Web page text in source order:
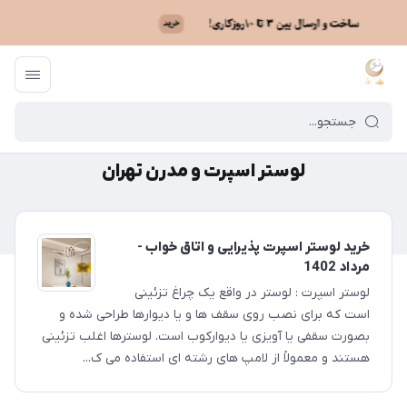
ماه نو / لوستر اسپرت و مدرن تهران
لوستر اسپرت و مدرن تهران
خرید لوستر اسپرت پذیرایی و اتاق خواب -
مرداد 1402
لوستر اسپرت : لوستر در واقع یک چراغ تزئینی
است که برای نصب روی سقف ها و یا دیوارها طراحی شده و
بصورت سقفی یا آویزی یا دیوارکوب است. لوسترها اغلب تزئینی
هستند و معمولاً از لامپ های رشته ای استفاده می ک...